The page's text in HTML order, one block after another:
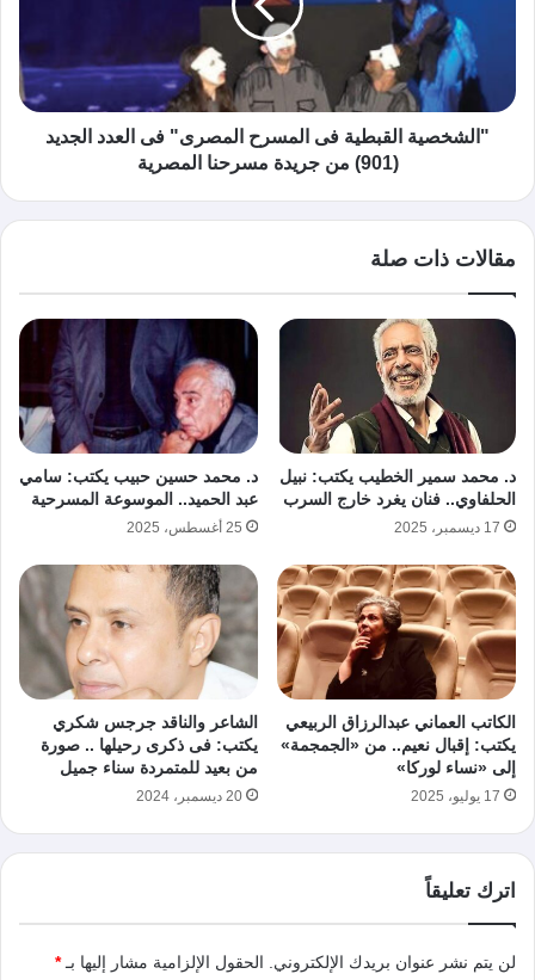
"الشخصية القبطية فى المسرح المصرى" فى العدد الجديد
(901) من جريدة مسرحنا المصرية
مقالات ذات صلة
د. محمد سمير الخطيب يكتب: نبيل
الحلفاوي.. فنان يغرد خارج السرب
17 ديسمبر، 2025
د. محمد حسين حبيب يكتب: سامي
عبد الحميد.. الموسوعة المسرحية
25 أغسطس، 2025
الكاتب العماني عبدالرزاق الربيعي
يكتب: إقبال نعيم.. من «الجمجمة»
إلى «نساء لوركا»
17 يوليو، 2025
الشاعر والناقد جرجس شكري
يكتب: فى ذكرى رحيلها .. صورة
من بعيد للمتمردة سناء جميل
20 ديسمبر، 2024
اترك تعليقاً
لن يتم نشر عنوان بريدك الإلكتروني. الحقول الإلزامية مشار إليها بـ*